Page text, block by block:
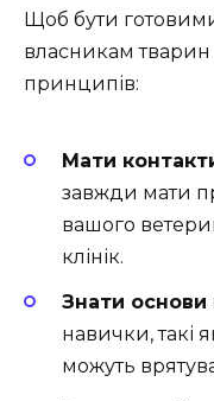
Щоб бути
власникам тварин
принципів:
Мати
завжди мати
вашого
клінік.
Знати
навички, такі
можуть